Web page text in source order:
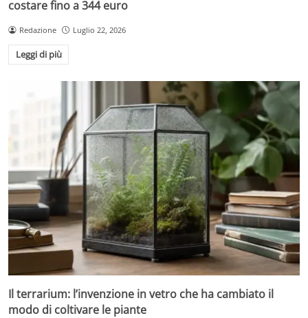
costare fino a 344 euro
Redazione Luglio 22, 2026
Leggi di più
Il terrarium: l’invenzione in vetro che ha cambiato il
modo di coltivare le piante